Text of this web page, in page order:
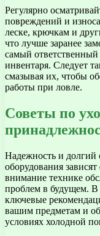
Регулярно
повреждений и
леске, крючкам и
что лучше заранее
самый ответственный
инвентаря. Следует
смазывая их, чтобы
работы при ловле.
Советы по
Надежность и
оборудования
внимание технике
проблем в будущем. В
ключевые
вашим предметам и
условиях холодной